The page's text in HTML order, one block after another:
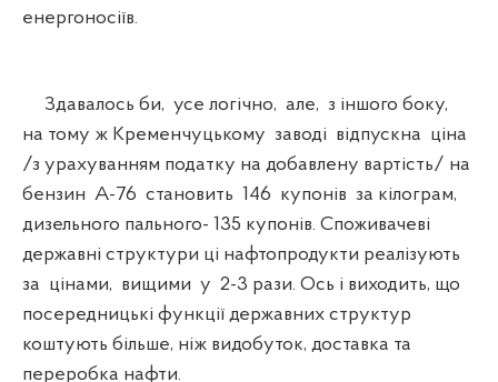
енергоносіїв.
Здавалось би, усе логічно, але, з іншого боку,
на тому ж Кременчуцькому заводі відпускна ціна
/з урахуванням податку на добавлену вартість/ на
бензин А-76 становить 146 купонів за кілограм,
дизельного пального- 135 купонів. Споживачеві
державні структури ці нафтопродукти реалізують
за цінами, вищими у 2-3 рази. Ось і виходить, що
посередницькі функції державних структур
коштують більше, ніж видобуток, доставка та
переробка нафти.